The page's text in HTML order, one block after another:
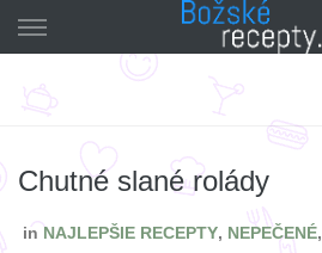
to
Chutné slané rolády
in NAJLEPŠIE RECEPTY, NEPEČENÉ,